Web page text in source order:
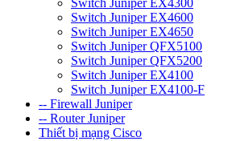
Switch Juniper EX4300
Switch Juniper EX4600
Switch Juniper EX4650
Switch Juniper QFX5100
Switch Juniper QFX5200
Switch Juniper EX4100
Switch Juniper EX4100-F
-- Firewall Juniper
-- Router Juniper
Thiết bị mạng Cisco